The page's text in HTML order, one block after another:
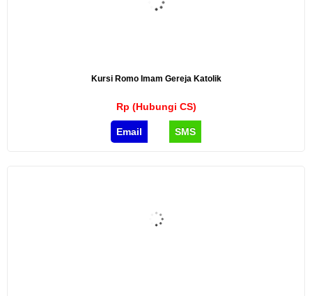
Kursi Romo Imam Gereja Katolik
Rp (Hubungi CS)
Email SMS